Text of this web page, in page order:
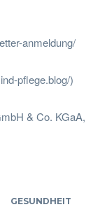
anmeldung/
pflege.blog/)
& Co. KGaA,
GESUNDHEIT